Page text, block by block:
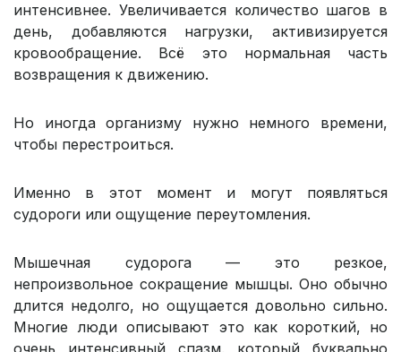
интенсивнее. Увеличивается количество шагов в
день, добавляются нагрузки, активизируется
кровообращение. Всё это нормальная часть
возвращения к движению.
Но иногда организму нужно немного времени,
чтобы перестроиться.
Именно в этот момент и могут появляться
судороги или ощущение переутомления.
Мышечная судорога — это резкое,
непроизвольное сокращение мышцы. Оно обычно
длится недолго, но ощущается довольно сильно.
Многие люди описывают это как короткий, но